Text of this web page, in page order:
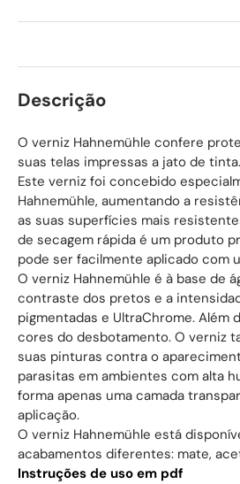
Descrição
O verniz Hahnemühle confere
suas telas impressas a jato de tinta.
Este verniz foi concebido
Hahnemühle, aumentando a
as suas superfícies mais
de secagem rápida é um produto
pode ser facilmente aplicado com
O verniz Hahnemühle é à base de
contraste dos pretos e a
pigmentadas e UltraChrome. Além
cores do desbotamento. O verniz
suas pinturas contra o
parasitas em ambientes com alta
forma apenas uma camada
aplicação.
O verniz Hahnemühle está
acabamentos diferentes: mate,
Instruções de uso em pdf